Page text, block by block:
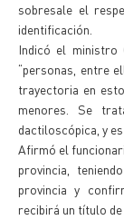
sobresale el
identificación.
Indicó el ministro
“personas, entre
trayectoria en
menores. Se
dactiloscópica, y
Afirmó el
provincia,
provincia y
recibirá un título